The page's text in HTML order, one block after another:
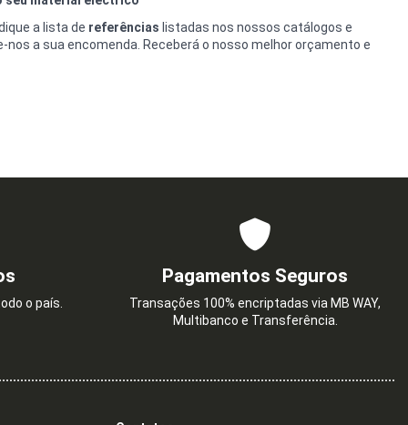
a lista de referências listadas nos nossos catálogos e
nos a sua encomenda. Receberá o nosso melhor orçamento e
o país.
Pagamentos Seguros
Transações 100% encriptadas via MB WAY,
Multibanco e Transferência.